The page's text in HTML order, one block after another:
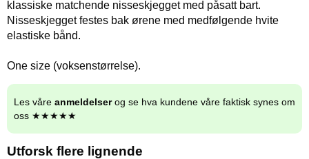
klassiske matchende nisseskjegget med påsatt bart.
Nisseskjegget festes bak ørene med medfølgende hvite
elastiske bånd.
One size (voksenstørrelse).
Les våre anmeldelserog se hva kundene våre faktisk synes om
oss ★★★★★
Utforsk flere lignende